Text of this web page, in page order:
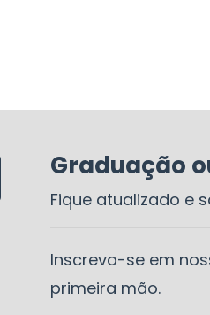
Graduação
Fique atualizado e
Inscreva-se em
primeira mão.